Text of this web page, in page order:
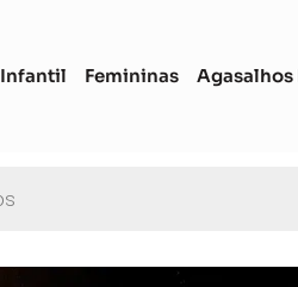
Infantil Femininas Agasalhos